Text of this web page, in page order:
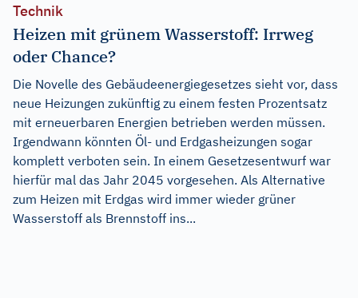
Technik
Heizen mit grünem Wasserstoff: Irrweg
oder Chance?
Die Novelle des Gebäudeenergiegesetzes sieht vor, dass
neue Heizungen zukünftig zu einem festen Prozentsatz
mit erneuerbaren Energien betrieben werden müssen.
Irgendwann könnten Öl- und Erdgasheizungen sogar
komplett verboten sein. In einem Gesetzesentwurf war
hierfür mal das Jahr 2045 vorgesehen. Als Alternative
zum Heizen mit Erdgas wird immer wieder grüner
Wasserstoff als Brennstoff ins...